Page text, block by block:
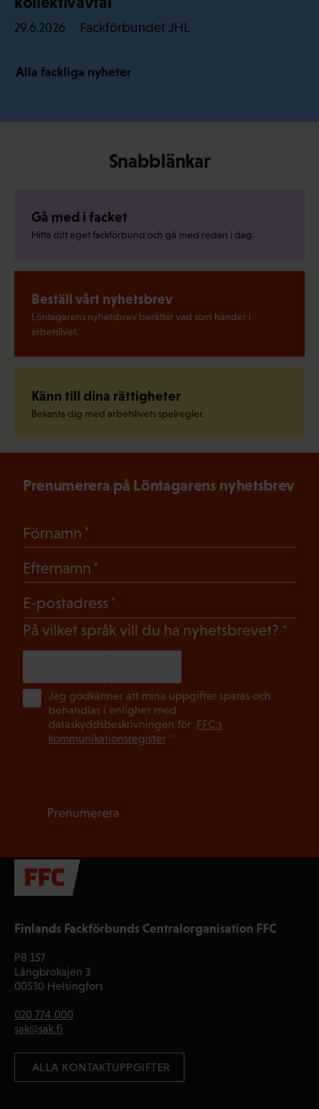
29.6.2026 Fackförbundet JHL
Alla fackliga nyheter
Snabblänkar
Gå med i facket
Hitta ditt eget fackförbund och gå med redan i dag.
Beställ vårt nyhetsbrev
Löntagarens nyhetsbrev berättar vad som händer i
arbetslivet.
Känn till dina rättigheter
Bekanta dig med arbetslivets spelregler.
Finlands Fackförbunds Centralorganisation FFC
PB 157
Långbrokajen 3
00530 Helsingfors
020 774 000
sak@sak.fi
ALLA KONTAKTUPPGIFTER
Prenumerera på Löntagarens nyhetsbrev
Förnamn
Efternamn
E-postadress
På vilket språk vill du ha nyhetsbrevet?
Jag godkänner att mina uppgifter sparas och
behandlas i enlighet med
dataskyddsbeskrivningen för FFC:s
kommunikationsregister*
Prenumerera